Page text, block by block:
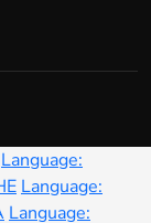
Language:
Language:
Language: